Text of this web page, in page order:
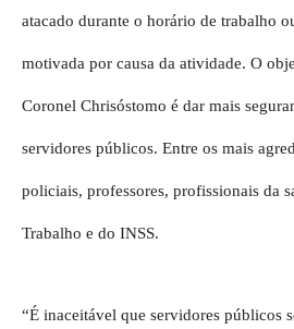
atacado durante o horário de trabalho
motivada por causa da atividade. O
Coronel Chrisóstomo é dar mais
servidores públicos. Entre os mais
policiais, professores, profissionais da
Trabalho e do INSS.
“É inaceitável que servidores públicos